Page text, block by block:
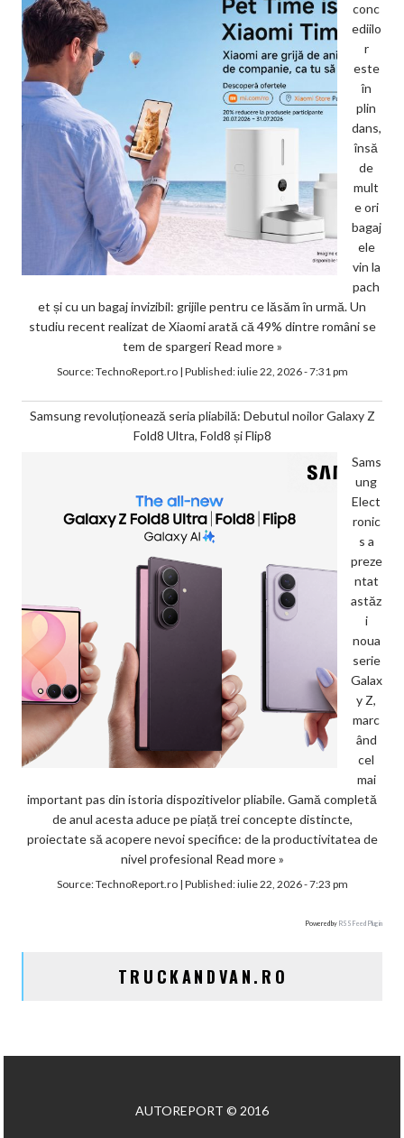
conc
ediilo
r
este
în
plin
dans,
însă
de
mult
e ori
bagaj
ele
vin la
pach
et și cu un bagaj invizibil: grijile pentru ce lăsăm în urmă. Un
studiu recent realizat de Xiaomi arată că 49% dintre români se
tem de spargeri Read more »
Source:TechnoReport.ro| Published:iulie 22, 2026 - 7:31 pm
Samsung revoluționează seria pliabilă: Debutul noilor Galaxy Z
Fold8 Ultra, Fold8 și Flip8
Sams
ung
Elect
ronic
s a
preze
ntat
astăz
i
noua
serie
Galax
y Z,
marc
ând
cel
mai
important pas din istoria dispozitivelor pliabile. Gamă completă
de anul acesta aduce pe piață trei concepte distincte,
proiectate să acopere nevoi specifice: de la productivitatea de
nivel profesional Read more »
Source:TechnoReport.ro| Published:iulie 22, 2026 - 7:23 pm
Powered by RSS Feed Plugin
TRUCKANDVAN.RO
AUTOREPORT © 2016